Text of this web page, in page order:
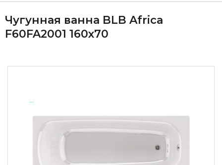
Чугунная ванна BLB Africa
F60FA2001 160x70